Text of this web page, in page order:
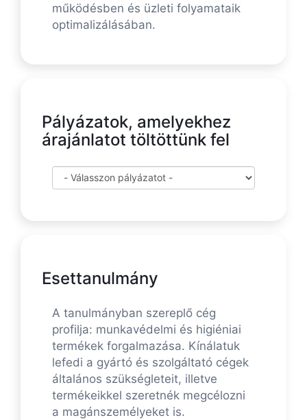
működésben és üzleti folyamataik
optimalizálásában.
Pályázatok, amelyekhez
árajánlatot töltöttünk fel
Esettanulmány
A tanulmányban szereplő cég
profilja: munkavédelmi és higiéniai
termékek forgalmazása. Kínálatuk
lefedi a gyártó és szolgáltató cégek
általános szükségleteit, illetve
termékeikkel szeretnék megcélozni
a magánszemélyeket is.